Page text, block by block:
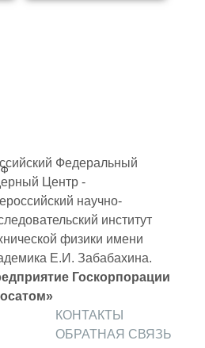
Федеральный
Центр -
научно-
институт
физики имени
Е.И. Забабахина.
Госкорпорации
КОНТАКТЫ
ОБРАТНАЯ СВЯЗЬ